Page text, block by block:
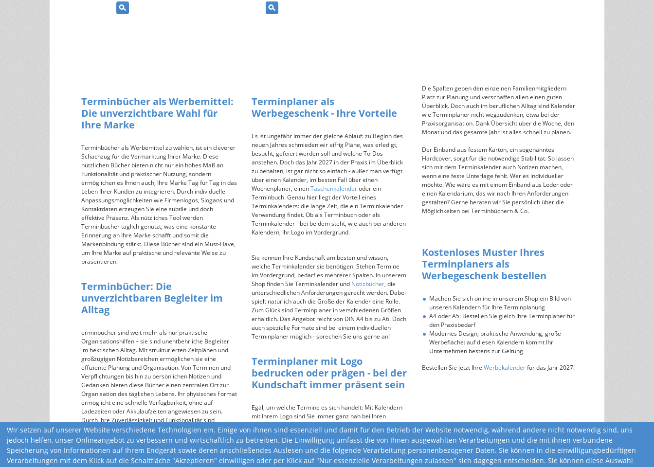
Terminbücher als Werbemittel:
Die unverzichtbare Wahl für
Ihre Marke
Terminbücher als Werbemittel zu wählen, ist ein cleverer
Schachzug für die Vermarktung Ihrer Marke. Diese
nützlichen Bücher bieten nicht nur ein hohes Maß an
Funktionalität und praktischer Nutzung, sondern
ermöglichen es Ihnen auch, Ihre Marke Tag für Tag in das
Leben Ihrer Kunden zu integrieren. Durch individuelle
Anpassungsmöglichkeiten wie Firmenlogos, Slogans und
Kontaktdaten erzeugen Sie eine subtile und doch
effektive Präsenz. Als nützliches Tool werden
Terminbücher täglich genutzt, was eine konstante
Erinnerung an Ihre Marke schafft und somit die
Markenbindung stärkt. Diese Bücher sind ein Must-Have,
um Ihre Marke auf praktische und relevante Weise zu
präsentieren.
Terminbücher: Die
unverzichtbaren Begleiter im
Alltag
erminbücher sind weit mehr als nur praktische
Organisationshilfen – sie sind unentbehrliche Begleiter
im hektischen Alltag. Mit strukturierten Zeitplänen und
großzügigen Notizbereichen ermöglichen sie eine
effiziente Planung und Organisation. Von Terminen und
Verpflichtungen bis hin zu persönlichen Notizen und
Gedanken bieten diese Bücher einen zentralen Ort zur
Organisation des täglichen Lebens. Ihr physisches Format
ermöglicht eine schnelle Verfügbarkeit, ohne auf
Ladezeiten oder Akkulaufzeiten angewiesen zu sein.
Durch ihre Zuverlässigkeit und Funktionalität sind
Terminbücher unverzichtbare Helfer für jede Person, die
ihren Alltag effektiv und strukturiert gestalten möchte.
Terminplaner als
Werbegeschenk - Ihre Vorteile
Es ist ungefähr immer der gleiche Ablauf: zu Beginn des
neuen Jahres schmieden wir eifrig Pläne, was erledigt,
besucht, gefeiert werden soll und welche To-Dos
anstehen. Doch das Jahr 2027 in der Praxis im Überblick
zu behalten, ist gar nicht so einfach - außer man verfügt
über einen Kalender, im besten Fall über einen
Wochenplaner, einenTaschenkalenderoder ein
Terminbuch. Genau hier liegt der Vorteil eines
Terminkalenders: die lange Zeit, die ein Terminkalender
Verwendung findet. Ob als Terminbuch oder als
Terminkalender - bei beidem steht, wie auch bei anderen
Kalendern, Ihr Logo im Vordergrund.
Sie kennen Ihre Kundschaft am besten und wissen,
welche Terminkalender sie benötigen. Stehen Termine
im Vordergrund, bedarf es mehrerer Spalten. In unserem
Shop finden Sie Terminkalender und Notizbücher, die
unterschiedlichen Anforderungen gerecht werden. Dabei
spielt natürlich auch die Größe der Kalender eine Rolle.
Zum Glück sind Terminplaner in verschiedenen Größen
erhältlich. Das Angebot reicht von DIN A4 bis zu A6. Doch
auch spezielle Formate sind bei einem individuellen
Terminplaner möglich - sprechen Sie uns gerne an!
Terminplaner mit Logo
bedrucken oder prägen - bei der
Kundschaft immer präsent sein
Egal, um welche Termine es sich handelt: Mit Kalendern
mit Ihrem Logo sind Sie immer ganz nah bei Ihren
den verschiedenen Kalender ihre Termine. Als Klassiker
ganz vorne dabei sindFamilienkalender 2027.
Die Spalten geben den einzelnen Familienmitgliedern
Platz zur Planung und verschaffen allen einen guten
Überblick. Doch auch im beruflichen Alltag sind Kalender
wie Terminplaner nicht wegzudenken, etwa bei der
Praxisorganisation. Dank Übersicht über die Woche, den
Monat und das gesamte Jahr ist alles schnell zu planen.
Der Einband aus festem Karton, ein sogenanntes
Hardcover, sorgt für die notwendige Stabilität. So lassen
sich mit dem Terminkalender auch Notizen machen,
wenn eine feste Unterlage fehlt. Wer es individueller
möchte: Wie wäre es mit einem Einband aus Leder oder
einen Kalendarium, das wir nach Ihren Anforderungen
gestalten? Gerne beraten wir Sie persönlich über die
Möglichkeiten bei Terminbüchern & Co.
Kostenloses Muster Ihres
Terminplaners als
Werbegeschenk bestellen
Machen Sie sich online in unserem Shop ein Bild von
unseren Kalendern für Ihre Terminplanung
A4 oder A5: Bestellen Sie gleich Ihre Terminplaner für
den Praxisbedarf
Modernes Design, praktische Anwendung, große
Werbefläche: auf diesen Kalendern kommt Ihr
Unternehmen bestens zur Geltung
Bestellen Sie jetzt Ihre Werbekalenderfür das Jahr 2027!
Wir setzen auf unserer Website verschiedene Technologien ein. Einige von ihnen sind essenziell und damit für den Betrieb der Website notwendig, während andere nicht notwendig sind, uns
jedoch helfen, unser Onlineangebot zu verbessern und wirtschaftlich zu betreiben. Die Einwilligung umfasst die von Ihnen ausgewählten Verarbeitungen und die mit ihnen verbundene
Speicherung von Informationen auf Ihrem Endgerät sowie deren anschließendes Auslesen und die folgende Verarbeitung personenbezogener Daten. Sie können in die einwilligungbedürftigen
Verarbeitungen mit dem Klick auf die Schaltfläche "Akzeptieren" einwilligen oder per Klick auf "Nur essenzielle Verarbeitungen zulassen" sich dagegen entscheiden. Sie können diese Auswahl